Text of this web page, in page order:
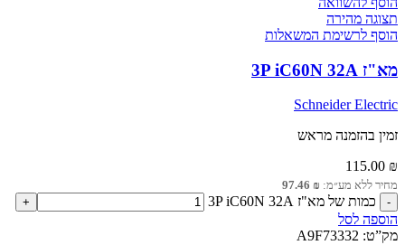
תצוגה מהירה
הוסף לרשימת המשאלות
מא"ז 3P iC60N 32A
Schneider Electric
זמין בהזמנה מראש
115.00 ₪
מחיר ללא מע״מ: 97.46 ₪
כמות של מא"ז 3P iC60N 32A
הוספה לסל
מק”ט: A9F73332